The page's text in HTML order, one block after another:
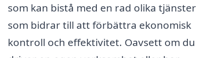
som kan bistå med en rad olika tjänster
som bidrar till att förbättra ekonomisk
kontroll och effektivitet. Oavsett om du